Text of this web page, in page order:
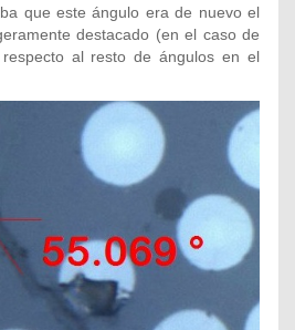
que este ángulo era de nuevo el
destacado (en el caso de
al resto de ángulos en el